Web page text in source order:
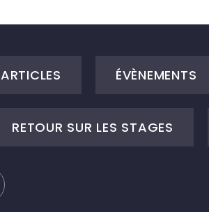
ARTICLES ÉVÈNEMENTS
RETOUR SUR LES STAGES